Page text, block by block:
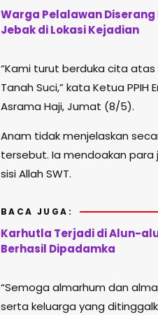
Warga Pelalawan Diserang
Jebak di Lokasi Kejadian
“Kami turut berduka cita
Tanah Suci,” kata Ketua PPIH
Asrama Haji, Jumat (8/5).
Anam tidak menjelaskan
tersebut. Ia mendoakan
sisi Allah SWT.
BACA JUGA:
Karhutla Terjadi di Alun-
Berhasil Dipadamka
“Semoga almarhum dan
serta keluarga yang